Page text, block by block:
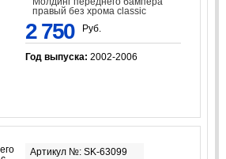
правый без хрома classic
2 750 Руб.
Год выпуска: 2002-2006
Артикул №: SK-63099